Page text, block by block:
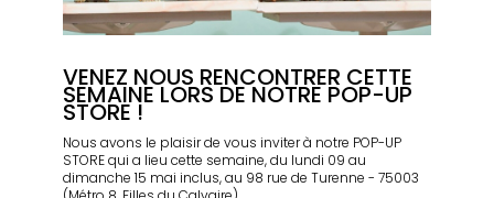
VENEZ NOUS RENCONTRER CETTE
SEMAINE LORS DE NOTRE POP-UP
STORE !
Nous avons le plaisir de vous inviter à notre POP-UP
STORE qui a lieu cette semaine, du lundi 09 au
dimanche 15 mai inclus, au 98 rue de Turenne - 75003